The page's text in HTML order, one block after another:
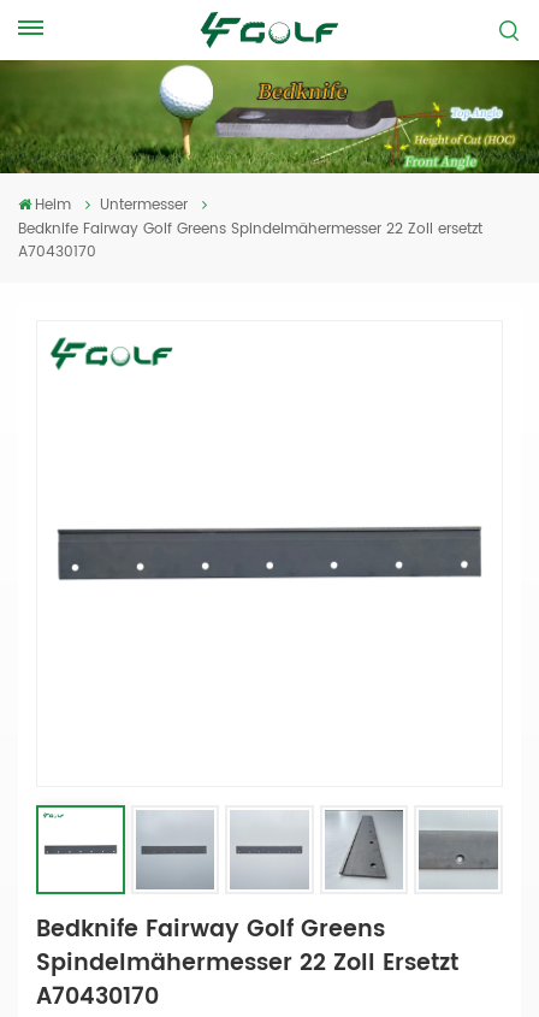
Heim
Untermesser
Bedknife Fairway Golf Greens Spindelmähermesser 22 Zoll ersetzt
A70430170
Bedknife Fairway Golf Greens
Spindelmähermesser 22 Zoll Ersetzt
A70430170